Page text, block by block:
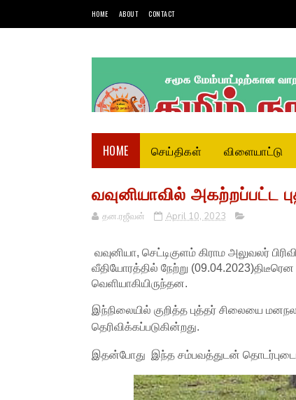
HOME ABOUT CONTACT
HOME செய்திகள் விளையாட்டு
வவுனியாவில் அகற்றப்பட்ட
தன.ரஜீவன் April 10, 2023
வவுனியா, செட்டிகுளம் கிராம அலுவலர்
வீதியோரத்தில் நேற்று
வெளியாகியிருந்தன.
இந்நிலையில் குறித்த புத்தர் சிலையை
தெரிவிக்கப்படுகின்றது.
இதன்போது இந்த சம்பவத்துடன் தொடர்புடைய